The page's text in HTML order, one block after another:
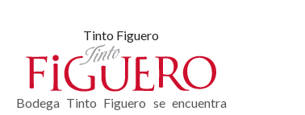
Tinto Figuero
Bodega Tinto Figuero se encuentra